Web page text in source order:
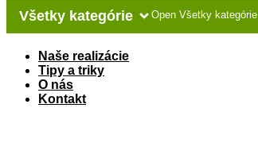
Všetky kategórie Open Všetky kategórie
Naše realizácie
Tipy a triky
O nás
Kontakt